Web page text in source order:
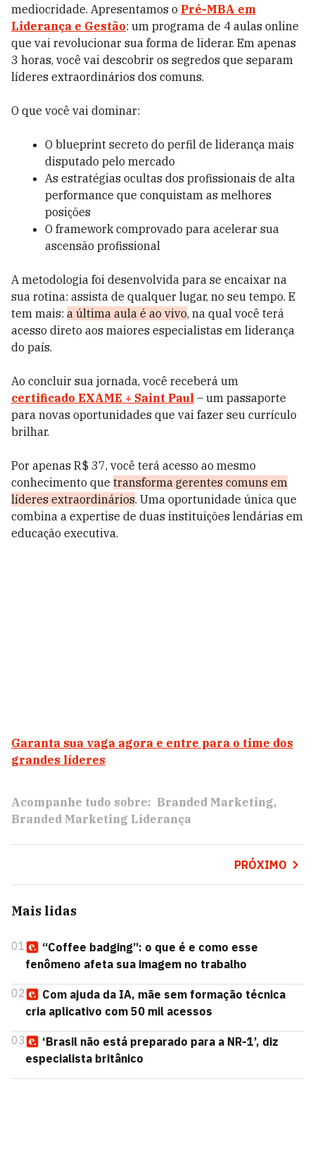
mediocridade. Apresentamos o Pré-MBA em
Liderança e Gestão: um programa de 4 aulas online
que vai revolucionar sua forma de liderar. Em apenas
3 horas, você vai descobrir os segredos que separam
líderes extraordinários dos comuns.
O que você vai dominar:
O blueprint secreto do perfil de liderança mais
disputado pelo mercado
As estratégias ocultas dos profissionais de alta
performance que conquistam as melhores
posições
O framework comprovado para acelerar sua
ascensão profissional
A metodologia foi desenvolvida para se encaixar na
sua rotina: assista de qualquer lugar, no seu tempo. E
tem mais: a última aula é ao vivo, na qual você terá
acesso direto aos maiores especialistas em liderança
do país.
Ao concluir sua jornada, você receberá um
certificado EXAME + Saint Paul – um passaporte
para novas oportunidades que vai fazer seu currículo
brilhar.
Por apenas R$ 37, você terá acesso ao mesmo
conhecimento que transforma gerentes comuns em
líderes extraordinários. Uma oportunidade única que
combina a expertise de duas instituições lendárias em
educação executiva.
Garanta sua vaga agora e entre para o time dos
grandes líderes
Acompanhe tudo sobre: Branded Marketing
Branded Marketing Liderança
PRÓXIMO
Mais lidas
01
“Coffee badging”: o que é e como esse
fenômeno afeta sua imagem no trabalho
02
Com ajuda da IA, mãe sem formação técnica
cria aplicativo com 50 mil acessos
03
‘Brasil não está preparado para a NR-1’, diz
especialista britânico